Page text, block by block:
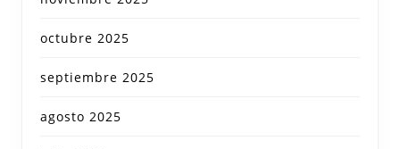
octubre 2025
septiembre 2025
agosto 2025